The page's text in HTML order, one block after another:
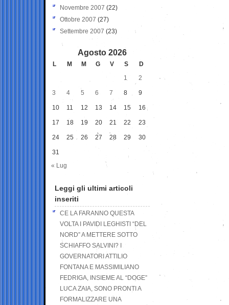
Novembre 2007 (22)
Ottobre 2007 (27)
Settembre 2007 (23)
Agosto 2026
L M M G V S
D
1
2
3 4 5 6 7 8 9
10 11 12 13 14 15 16
17 18 19 20 21 22 23
24 25 26 27 28 29 30
31
« Lug
Leggi gli ultimi articoli
inseriti
CE LA FARANNO QUESTA
VOLTA I PAVIDI LEGHISTI “DEL
NORD” A METTERE SOTTO
SCHIAFFO SALVINI? I
GOVERNATORI ATTILIO
FONTANA E MASSIMILIANO
FEDRIGA, INSIEME AL “DOGE”
LUCA ZAIA, SONO PRONTI A
FORMALIZZARE UNA